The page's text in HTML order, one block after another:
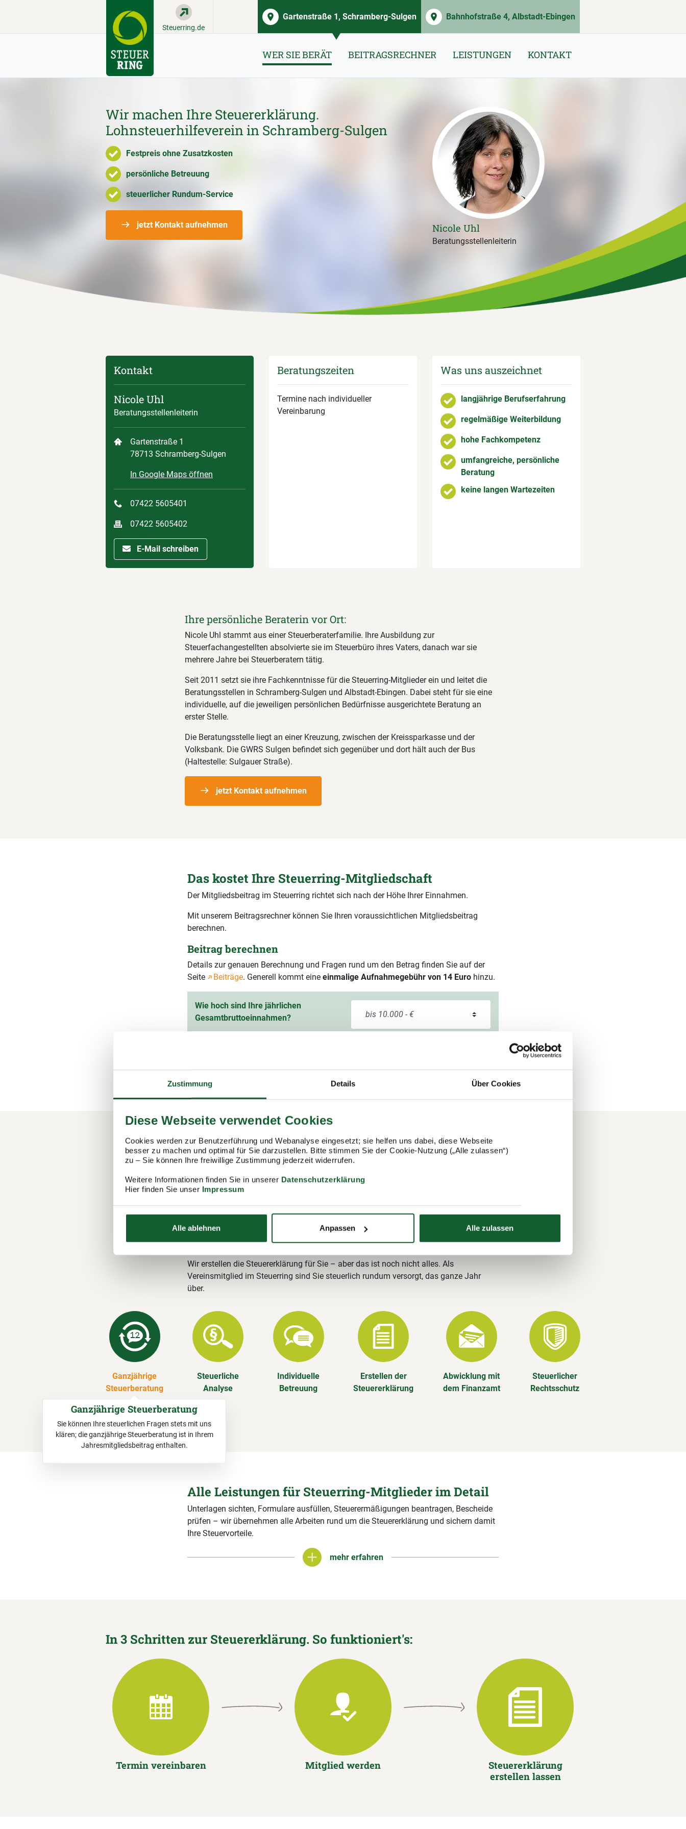
Zustimmung Details Über Cookies
Diese Webseite verwendet Cookies
Cookies werden zur Benutzerführung und Webanalyse eingesetzt; sie helfen uns dabei, diese Webseite
besser zu machen und optimal für Sie darzustellen. Bitte stimmen Sie der Cookie-Nutzung („Alle zulassen“)
zu – Sie können Ihre freiwillige Zustimmung jederzeit widerrufen.
Weitere Informationen finden Sie in unserer Datenschutzerklärung
Hier finden Sie unser Impressum
Alle ablehnen Anpassen Alle zulassen
Steuerring.de
Gartenstraße 1, Schramberg-Sulgen Bahnhofstraße 4, Albstadt-Ebingen
WER SIE BERÄT BEITRAGSRECHNER LEISTUNGEN KONTAKT
Wir machen Ihre Steuererklärung.
Lohnsteuerhilfeverein in Schramberg-Sulgen
Festpreis ohne Zusatzkosten
persönliche Betreuung
steuerlicher Rundum-Service
jetzt Kontakt aufnehmen Nicole Uhl
Beratungsstellenleiterin
Kontakt
Nicole Uhl
Beratungsstellenleiterin
Gartenstraße 1
78713 Schramberg-Sulgen
In Google Maps öffnen
07422 5605401
07422 5605402
E-Mail schreiben
Beratungszeiten
Termine nach individueller
Vereinbarung
Was uns auszeichnet
langjährige Berufserfahrung
regelmäßige Weiterbildung
hohe Fachkompetenz
umfangreiche, persönliche
Beratung
keine langen Wartezeiten
Ihre persönliche Beraterin vor Ort:
Nicole Uhl stammt aus einer Steuerberaterfamilie. Ihre Ausbildung zur
Steuerfachangestellten absolvierte sie im Steuerbüro ihres Vaters, danach war sie
mehrere Jahre bei Steuerberatern tätig.
Seit 2011 setzt sie ihre Fachkenntnisse für die Steuerring-Mitglieder ein und leitet die
Beratungsstellen in Schramberg-Sulgen und Albstadt-Ebingen. Dabei steht für sie eine
individuelle, auf die jeweiligen persönlichen Bedürfnisse ausgerichtete Beratung an
erster Stelle.
Die Beratungsstelle liegt an einer Kreuzung, zwischen der Kreissparkasse und der
Volksbank. Die GWRS Sulgen befindet sich gegenüber und dort hält auch der Bus
(Haltestelle: Sulgauer Straße).
jetzt Kontakt aufnehmen
Das kostet Ihre Steuerring-Mitgliedschaft
Der Mitgliedsbeitrag im Steuerring richtet sich nach der Höhe Ihrer Einnahmen.
Mit unserem Beitragsrechner können Sie Ihren voraussichtlichen Mitgliedsbeitrag
berechnen.
Beitrag berechnen
Details zur genauen Berechnung und Fragen rund um den Betrag finden Sie auf der
Seite
Beiträge. Generell kommt eine einmalige Aufnahmegebühr von 14 Euro hinzu.
Wie hoch sind Ihre jährlichen
Gesamtbruttoeinnahmen?
Ihre Mitgliedschaft im Lohnsteuerhilfeverein
Steuerring
Der Steuerring e.V. (Lohnsteuerhilfeverein) ist mit rund 400.000 Mitgliedern und über
1.100 Beratungsstellen einer der größten Lohnsteuerhilfevereine Deutschlands. Auch
in Schramberg-Sulgen stehen wir Ihnen gerne zur Verfügung und erstellen u. a. Ihre
Wir erstellen die Steuererklärung für Sie – aber das ist noch nicht alles. Als
Vereinsmitglied im Steuerring sind Sie steuerlich rundum versorgt, das ganze Jahr
über.
Ganzjährige
Steuerberatung
Steuerliche
Analyse
Individuelle
Betreuung
Erstellen der
Steuererklärung
Abwicklung mit
dem Finanzamt
Steuerlicher
Rechtsschutz
Alle Leistungen für Steuerring-Mitglieder im Detail
Unterlagen sichten, Formulare ausfüllen, Steuerermäßigungen beantragen, Bescheide
prüfen – wir übernehmen alle Arbeiten rund um die Steuererklärung und sichern damit
Ihre Steuervorteile.
mehr erfahren
mehr erfahren
In 3 Schritten zur Steuererklärung. So funktioniert's:
Termin vereinbaren Mitglied werden
Steuererklärung
erstellen lassen
Ganzjährige Steuerberatung
Sie können Ihre steuerlichen Fragen stets mit uns
klären; die ganzjährige Steuerberatung ist in Ihrem
Jahresmitgliedsbeitrag enthalten.